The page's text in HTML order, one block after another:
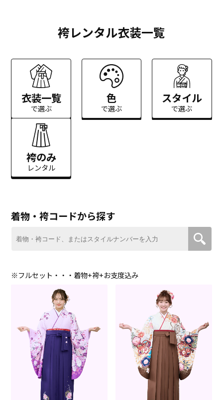
袴レンタル衣装一覧
衣装一覧
で選ぶ
色
で選ぶ
スタイル
で選ぶ
袴のみ
レンタル
着物・袴コードから探す
※フルセット・・・着物+袴+お支度込み